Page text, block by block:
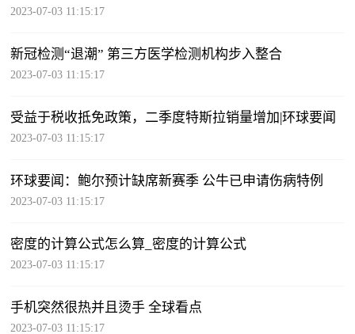
2023-07-03 11:15:17
新冠检测“退潮” 第三方医学检测机构步入整合
2023-07-03 11:15:17
受益于税收抵免政策，二季度特斯拉销量增加|环球要闻
2023-07-03 11:15:17
环球要闻：鲍尔预计缺席新赛季 公牛已申请伤病特例
2023-07-03 11:15:17
密度的计算公式怎么算_密度的计算公式
2023-07-03 11:15:17
手机突然很热并且烫手 全球看点
2023-07-03 11:15:17